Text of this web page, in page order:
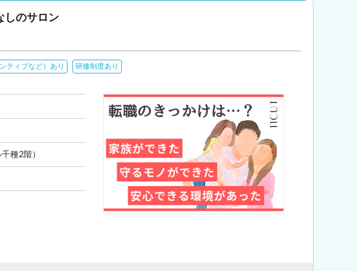
しのサロン
ティブなど）あり 研修制度あり
種2階）